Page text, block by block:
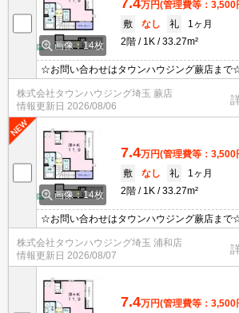
画像：14枚
万円(管理費等：3,500
敷
なし 礼
1ヶ月
2階
1K 33.27m²
☆お問い合わせはタウンハウジング蕨店まで
決済相談☆オンラインでの内見・契約もお気
株式会社タウンハウジング埼玉 蕨店
情報更新日 2026/08/06
画像：14枚
7.4万円(管理費等：3,500
敷
なし 礼
1ヶ月
2階
1K 33.27m²
☆お問い合わせはタウンハウジング蕨店まで
決済相談☆オンラインでの内見・契約もお気
株式会社タウンハウジング埼玉 浦和店
情報更新日 2026/08/07
7.4万円(管理費等：3,500